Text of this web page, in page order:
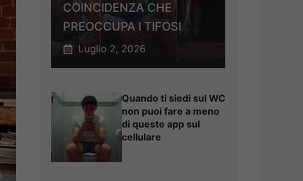
COINCIDENZA CHE
PREOCCUPA I TIFOSI
Luglio 2, 2026
Quando ti siedi sul WC
non puoi fare a meno
di queste app sul
cellulare